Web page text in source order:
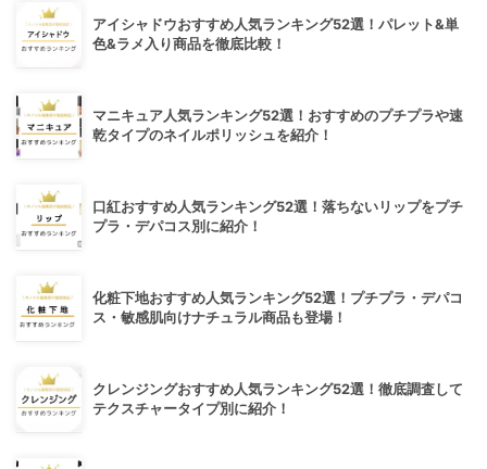
アイシャドウおすすめ人気ランキング52選！パレット&単
色&ラメ入り商品を徹底比較！
マニキュア人気ランキング52選！おすすめのプチプラや速
乾タイプのネイルポリッシュを紹介！
口紅おすすめ人気ランキング52選！落ちないリップをプチ
プラ・デパコス別に紹介！
化粧下地おすすめ人気ランキング52選！プチプラ・デパコ
ス・敏感肌向けナチュラル商品も登場！
クレンジングおすすめ人気ランキング52選！徹底調査して
テクスチャータイプ別に紹介！